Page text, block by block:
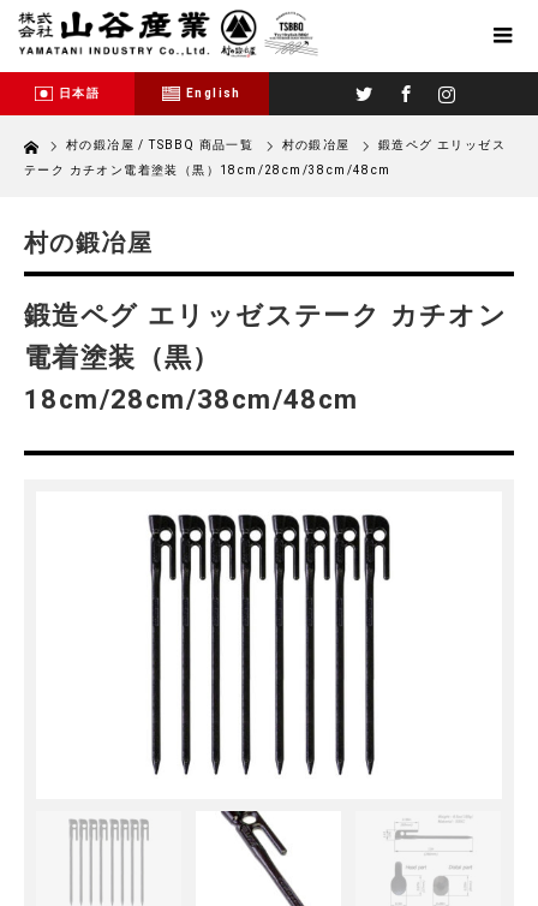
日本語 English
Home 村の鍛冶屋 / TSBBQ 商品一覧 村の鍛冶屋
鍛造ペグ エリッゼス
テーク カチオン電着塗装（黒）18cm/28cm/38cm/48cm
村の鍛冶屋
鍛造ペグ エリッゼステーク カチオン
電着塗装（黒）
18cm/28cm/38cm/48cm